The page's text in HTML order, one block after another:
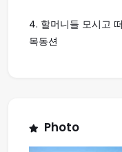
4. 할머니들 모시고
목동션
Photo